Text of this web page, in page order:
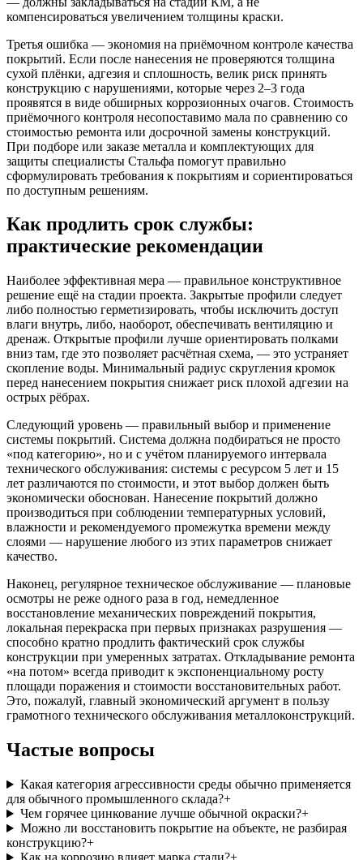
компенсироваться увеличением толщины краски.
Третья ошибка — экономия на приёмочном контроле качества
покрытий. Если после нанесения не проверяются толщина
сухой плёнки, адгезия и сплошность, велик риск принять
конструкцию с нарушениями, которые через 2–3 года
проявятся в виде обширных коррозионных очагов. Стоимость
приёмочного контроля несопоставимо мала по сравнению со
стоимостью ремонта или досрочной замены конструкций.
При подборе или заказе металла и комплектующих для
защиты специалисты Стальфа помогут правильно
сформулировать требования к покрытиям и сориентироваться
по доступным решениям.
Как продлить срок службы:
практические рекомендации
Наиболее эффективная мера — правильное конструктивное
решение ещё на стадии проекта. Закрытые профили следует
либо полностью герметизировать, чтобы исключить доступ
влаги внутрь, либо, наоборот, обеспечивать вентиляцию и
дренаж. Открытые профили лучше ориентировать полками
вниз там, где это позволяет расчётная схема, — это устраняет
скопление воды. Минимальный радиус скругления кромок
перед нанесением покрытия снижает риск плохой адгезии на
острых рёбрах.
Следующий уровень — правильный выбор и применение
системы покрытий. Система должна подбираться не просто
«под категорию», но и с учётом планируемого интервала
технического обслуживания: системы с ресурсом 5 лет и 15
лет различаются по стоимости, и этот выбор должен быть
экономически обоснован. Нанесение покрытий должно
производиться при соблюдении температурных условий,
влажности и рекомендуемого промежутка времени между
слоями — нарушение любого из этих параметров снижает
качество.
Наконец, регулярное техническое обслуживание — плановые
осмотры не реже одного раза в год, немедленное
восстановление механических повреждений покрытия,
локальная перекраска при первых признаках разрушения —
способно кратно продлить фактический срок службы
конструкции при умеренных затратах. Откладывание ремонта
«на потом» всегда приводит к экспоненциальному росту
площади поражения и стоимости восстановительных работ.
Это, пожалуй, главный экономический аргумент в пользу
грамотного технического обслуживания металлоконструкций.
Частые вопросы
Какая категория агрессивности среды обычно применяется
для обычного промышленного склада?+
Чем горячее цинкование лучше обычной окраски?+
Можно ли восстановить покрытие на объекте, не разбирая
конструкцию?+